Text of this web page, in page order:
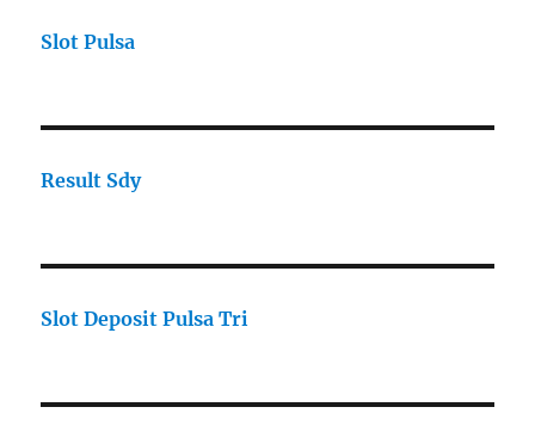
Slot Pulsa
Result Sdy
Slot Deposit Pulsa Tri